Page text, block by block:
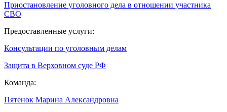
Приостановление уголовного дела в отношении участника
СВО
Предоставленные услуги:
Консультации по уголовным делам
Защита в Верховном суде РФ
Команда:
Пятенок Марина Александровна